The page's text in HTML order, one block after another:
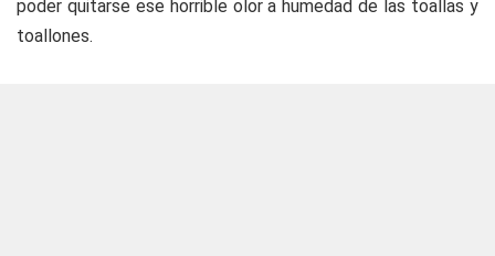
poder quitarse ese horrible olor a humedad de las toallas y
toallones.